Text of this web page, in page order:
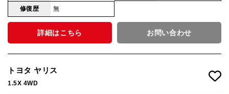
修復歴 無
詳細はこちら お問い合わせ
トヨタ ヤリス
1.5X 4WD